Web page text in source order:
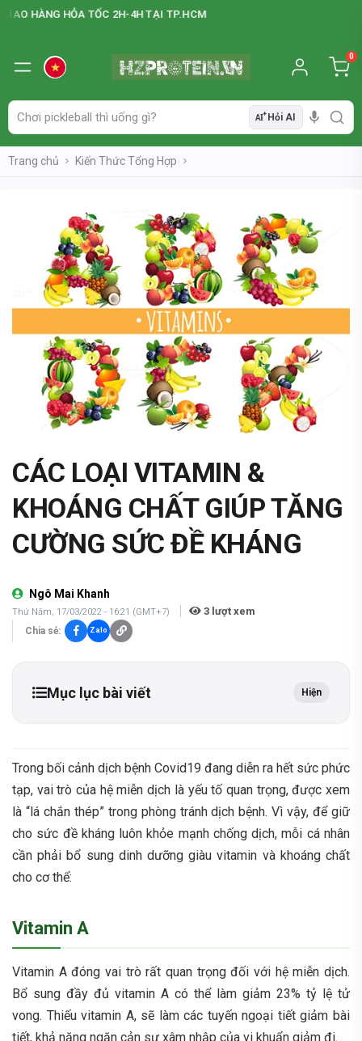
HỎA TỐC 2H-4H TẠI TP.HCM
AI Hỏi AI
0
Trang chủ Kiến Thức Tổng Hợp
CÁC LOẠI VITAMIN &
KHOÁNG CHẤT GIÚP TĂNG
CƯỜNG SỨC ĐỀ KHÁNG
Ngô Mai Khanh
Thứ Năm, 17/03/2022 - 16:21 (GMT+7) 3 lượt xem
Chia sẻ: Zalo
Mục lục bài viết Hiện
Trong bối cảnh dịch bệnh Covid19 đang diễn ra hết sức phức
tạp, vai trò của hệ miễn dịch là yếu tố quan trọng, được xem
là “lá chắn thép” trong phòng tránh dịch bệnh. Vì vậy, để giữ
cho sức đề kháng luôn khỏe mạnh chống dịch, mỗi cá nhân
cần phải bổ sung dinh dưỡng giàu vitamin và khoáng chất
cho cơ thể:
Vitamin A
Vitamin A đóng vai trò rất quan trọng đối với hệ miễn dịch.
Bổ sung đầy đủ vitamin A có thể làm giảm 23% tỷ lệ tử
vong. Thiếu vitamin A, sẽ làm các tuyến ngoại tiết giảm bài
tiết, khả năng ngăn cản sự xâm nhập của vi khuẩn giảm đi.